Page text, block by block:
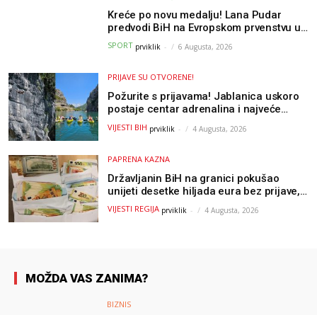
Kreće po novu medalju! Lana Pudar
predvodi BiH na Evropskom prvenstvu u
Parizu
SPORT prviklik - 6 Augusta, 2026
PRIJAVE SU OTVORENE!
Požurite s prijavama! Jablanica uskoro
postaje centar adrenalina i najveće
outdoor avanture ovog ljeta
VIJESTI BIH prviklik - 4 Augusta, 2026
PAPRENA KAZNA
Državljanin BiH na granici pokušao
unijeti desetke hiljada eura bez prijave,
uslijedila “paprena” kazna
VIJESTI REGIJA prviklik - 4 Augusta, 2026
MOŽDA VAS ZANIMA?
BIZNIS